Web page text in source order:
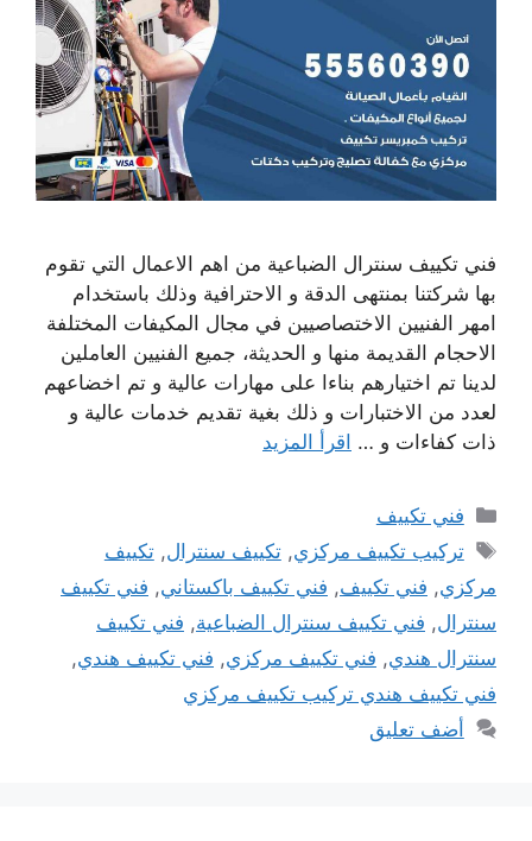
فني تكييف سنترال الضباعية من اهم الاعمال التي تقوم
بها شركتنا بمنتهى الدقة و الاحترافية وذلك باستخدام
امهر الفنيين الاختصاصيين في مجال المكيفات المختلفة
الاحجام القديمة منها و الحديثة، جميع الفنيين العاملين
لدينا تم اختيارهم بناءا على مهارات عالية و تم اخضاعهم
لعدد من الاختبارات و ذلك بغية تقديم خدمات عالية و
ذات كفاءات و … اقرأ المزيد
التصنيفات
فني تكييف
الوسوم
تركيب تكييف مركزي,تكييف سنترال,تكييف
مركزي, فني تكييف, فني تكييف باكستاني, فني تكييف
سنترال, فني تكييف سنترال الضباعية, فني تكييف
سنترال هندي, فني تكييف مركزي, فني تكييف هندي,
فني تكييف هندي تركيب تكييف مركزي
أضف تعليق